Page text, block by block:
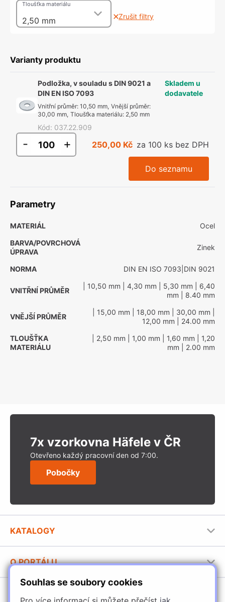
Souhlas se soubory cookies
2,50 mm
Tloušťka materiálu
Zrušit filtry
Varianty produktu
Podložka, v souladu s DIN 9021 a
DIN EN ISO 7093
Vnitřní průměr: 10,50 mm, Vnější průměr:
30,00 mm, Tloušťka materiálu: 2,50 mm
Kód: 037.22.909
Skladem u
dodavatele
- + 250,00 Kč za 100 ks bez DPH
Do seznamu
Parametry
MATERIÁL
Ocel
BARVA/POVRCHOVÁ
ÚPRAVA
Zinek
NORMA DIN EN ISO 7093|DIN 9021
VNITŘNÍ PRŮMĚR
| 10,50 mm | 4,30 mm | 5,30 mm | 6,40
mm | 8.40 mm
VNĚJŠÍ PRŮMĚR
| 15,00 mm | 18,00 mm | 30,00 mm
12,00 mm | 24.00 mm
TLOUŠŤKA
MATERIÁLU
| 2,50 mm | 1,00 mm | 1,60 mm | 1,20
mm | 2.00 mm
7x vzorkovna Häfele v ČR
Otevřeno každý pracovní den od 7:00.
Pobočky
KATALOGY
Stavební katalog Häfele
Brožury Häfele
O PORTÁLU
Provozovatel portálu
Jak používat portál